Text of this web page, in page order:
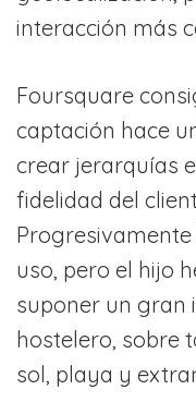
interacción más
Foursquare
captación hace
crear jerarquías
fidelidad del
uso, pero el hijo
suponer un gran
hostelero, sobre
sol, playa y